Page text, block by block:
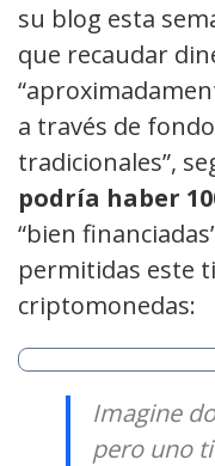
su blog esta
que recaudar
a través de
tradicionales”,
podría haber
“bien
permitidas este
criptomonedas:
Imagine
pero uno